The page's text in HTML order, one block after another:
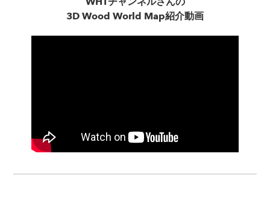
3D Wood World Map紹介動画